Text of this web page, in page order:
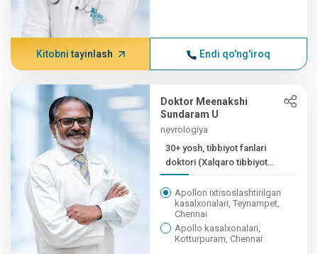
Kitobni tayinlash Endi qo'ng'iroq
Doktor Meenakshi
Sundaram U
nevrologiya
30+ yosh, tibbiyot fanlari
doktori (Xalqaro tibbiyot
fanlari doktori),...
Apollon ixtisoslashtirilgan
kasalxonalari, Teynampet,
Chennai
Apollo kasalxonalari,
Kotturpuram, Chennai